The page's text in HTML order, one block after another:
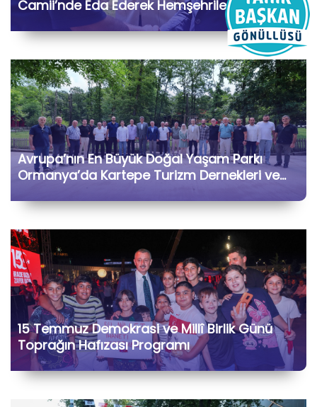
Camii’nde Eda Ederek Hemşehrilerimizle Bir
Araya Geldik
Avrupa’nın En Büyük Doğal Yaşam Parkı
Ormanya’da Kartepe Turizm Dernekleri ve
Bölge İşletmecileriyle Bir Araya Geldik
15 Temmuz Demokrasi ve Millî Birlik Günü
Toprağın Hafızası Programı